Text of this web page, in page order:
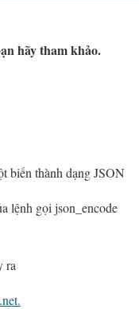
hãy tham khảo.
biến thành dạng JSON
lệnh gọi json_encode
ra